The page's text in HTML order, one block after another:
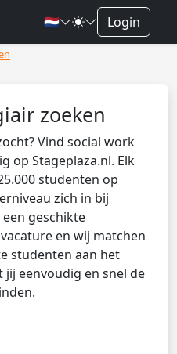
🇳🇱 Login
zoeken
Vind social work
op Stageplaza.nl. Elk
studenten op
zich in bij
geschikte
en wij matchen
studenten aan het
eenvoudig en snel de